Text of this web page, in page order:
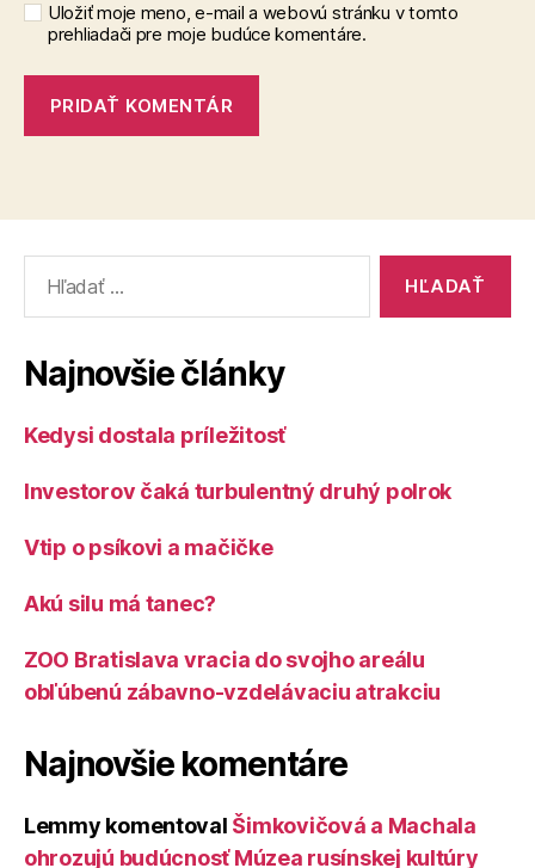
Uložiť moje meno, e-mail a webovú stránku v tomto
prehliadači pre moje budúce komentáre.
Najnovšie články
Kedysi dostala príležitosť
Investorov čaká turbulentný druhý polrok
Vtip o psíkovi a mačičke
Akú silu má tanec?
ZOO Bratislava vracia do svojho areálu
obľúbenú zábavno-vzdelávaciu atrakciu
Najnovšie komentáre
Lemmy komentoval Šimkovičová a Machala
ohrozujú budúcnosť Múzea rusínskej kultúry